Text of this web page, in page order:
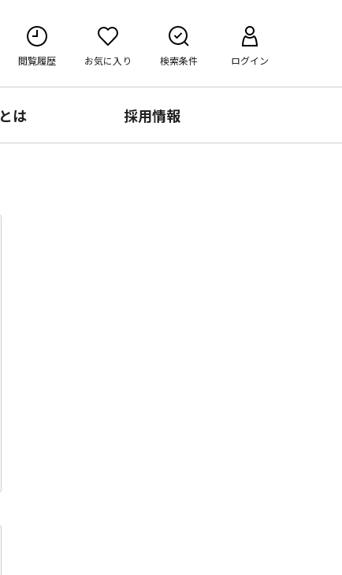
閲覧履歴 お気に入り 検索条件 ログイン
とは 採用情報